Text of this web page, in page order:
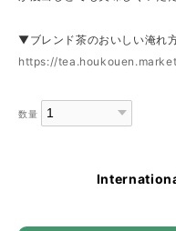
▼ブレンド茶のおいしい淹れ
https://
数量